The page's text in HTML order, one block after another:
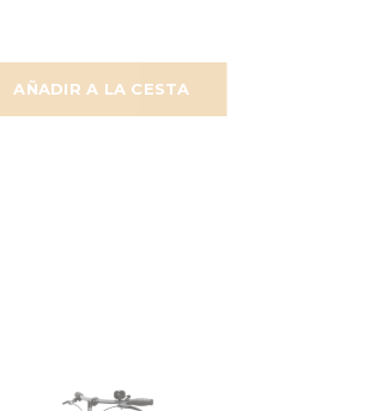
AÑADIR A LA CESTA